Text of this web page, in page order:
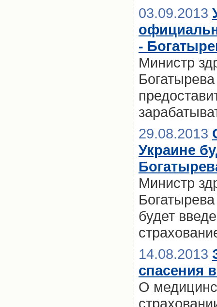
03.09.2013
-
Министр
29.08.2013
Украине
Министр
будет
14.08.2013
спасения
О